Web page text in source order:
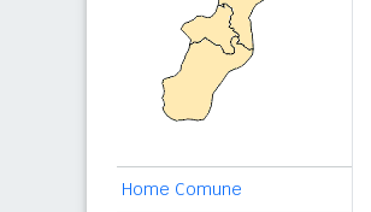
Home Comune